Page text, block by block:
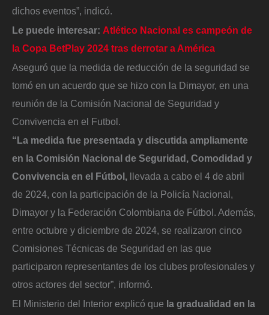
dichos eventos”, indicó.
Le puede interesar: Atlético Nacional es campeón de
la Copa BetPlay 2024 tras derrotar a América
Aseguró que la medida de reducción de la seguridad se
tomó en un acuerdo que se hizo con la Dimayor, en una
reunión de la Comisión Nacional de Seguridad y
Convivencia en el Futbol.
“La medida fue presentada y discutida ampliamente
en la Comisión Nacional de Seguridad, Comodidad y
Convivencia en el Fútbol, llevada a cabo el 4 de abril
de 2024, con la participación de la Policía Nacional,
Dimayor y la Federación Colombiana de Fútbol. Además,
entre octubre y diciembre de 2024, se realizaron cinco
Comisiones Técnicas de Seguridad en las que
participaron representantes de los clubes profesionales y
otros actores del sector”, informó.
El Ministerio del Interior explicó que la gradualidad en la